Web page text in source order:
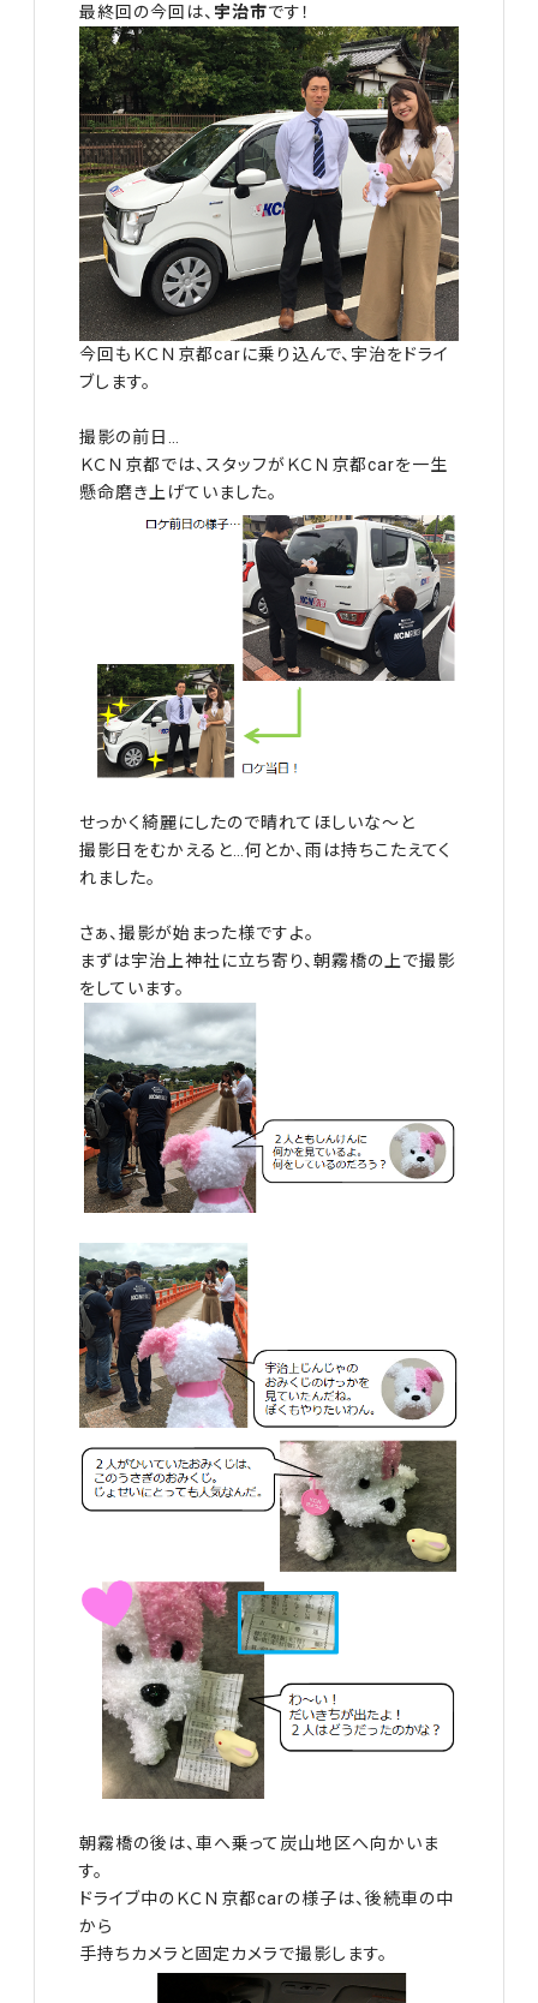
最終回の今回は、 宇治市です！
今回もＫＣＮ京都carに乗り込んで、宇治をドライ
ブします。
撮影の前日…
ＫＣＮ京都では、スタッフがＫＣＮ京都carを一生
懸命磨き上げていました。
せっかく綺麗にしたので晴れてほしいな～と
撮影日をむかえると…何とか、雨は持ちこたえてく
れました。
さぁ、撮影が始まった様ですよ。
まずは宇治上神社に立ち寄り、朝霧橋の上で撮影
をしています。
朝霧橋の後は、車へ乗って炭山地区へ向かいま
す。
ドライブ中のＫＣＮ京都carの様子は、後続車の中
から
手持ちカメラと固定カメラで撮影します。